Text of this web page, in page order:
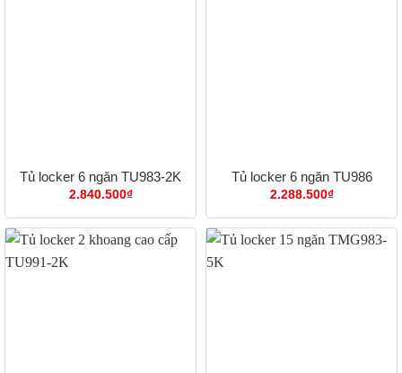
Tủ locker 6 ngăn TU983-2K
2.840.500₫
Tủ locker 6 ngăn TU986
2.288.500₫